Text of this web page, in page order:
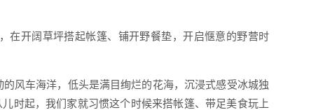
在开阔草坪搭起帐篷、铺开野餐垫，开启惬意的野营时
风车海洋，低头是满目绚烂的花海，沉浸式感受冰城独
时起，我们家就习惯这个时候来搭帐篷、带足美食玩上